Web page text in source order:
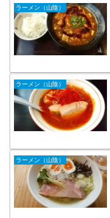
ラーメン（山陰）
ラーメン（山陰）
ラーメン（山陰）